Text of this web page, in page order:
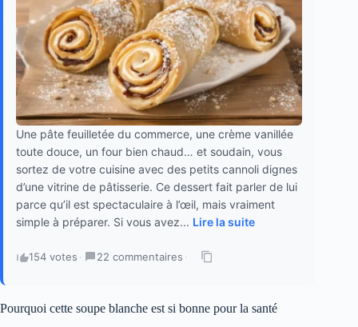
Une pâte feuilletée du commerce, une crème vanillée
toute douce, un four bien chaud… et soudain, vous
sortez de votre cuisine avec des petits cannoli dignes
d’une vitrine de pâtisserie. Ce dessert fait parler de lui
parce qu’il est spectaculaire à l’œil, mais vraiment
simple à préparer. Si vous avez... Lire la suite
154 votes · 22 commentaires ·
Pourquoi cette soupe blanche est si bonne pour la santé